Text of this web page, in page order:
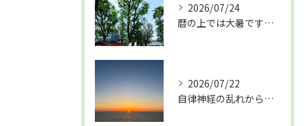
2026/07/24
暦の上では大暑です！腰痛や肩こりから来る頭痛
2026/07/22
自律神経の乱れから生活習慣病、血液循環の滞り